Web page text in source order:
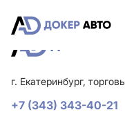
г. Екатеринбург,
+7 (343) 343-40-21